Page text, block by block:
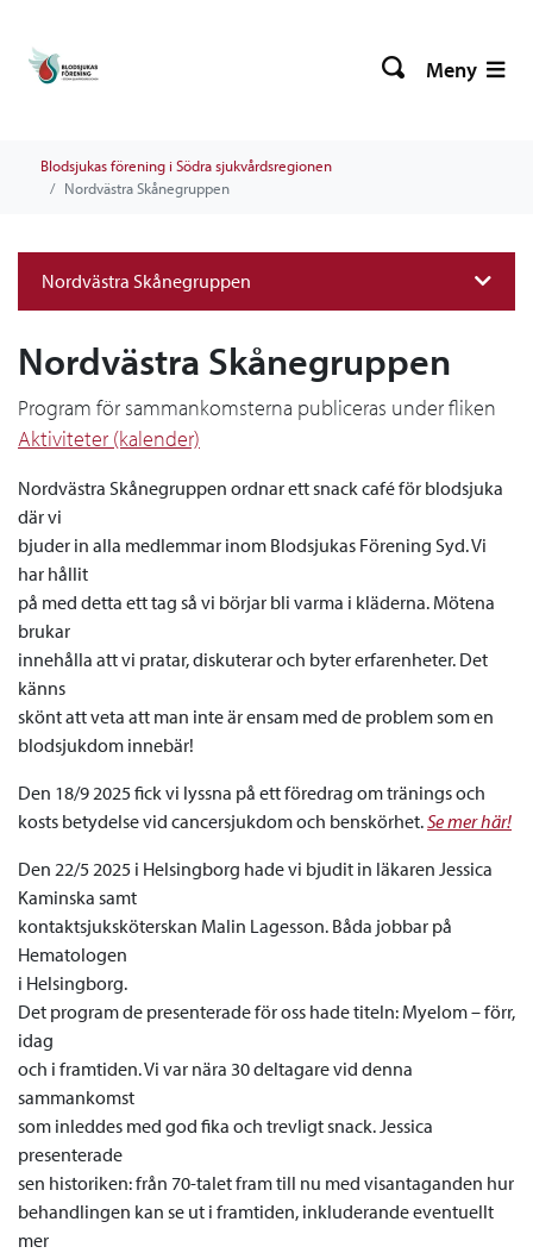
Meny
Blodsjukas förening i Södra sjukvårdsregionen
Nordvästra Skånegruppen
Nordvästra Skånegruppen
Nordvästra Skånegruppen
Program för sammankomsterna publiceras under fliken
Aktiviteter (kalender)
Nordvästra Skånegruppen ordnar ett snack café för blodsjuka
där vi
bjuder in alla medlemmar inom Blodsjukas Förening Syd. Vi
har hållit
på med detta ett tag så vi börjar bli varma i kläderna. Mötena
brukar
innehålla att vi pratar, diskuterar och byter erfarenheter. Det
känns
skönt att veta att man inte är ensam med de problem som en
blodsjukdom innebär!
Den 18/9 2025 fick vi lyssna på ett föredrag om tränings och
kosts betydelse vid cancersjukdom och benskörhet.Se mer här!
Den 22/5 2025 i Helsingborg hade vi bjudit in läkaren Jessica
Kaminska samt
kontaktsjuksköterskan Malin Lagesson. Båda jobbar på
Hematologen
i Helsingborg.
Det program de presenterade för oss hade titeln: Myelom – förr,
idag
och i framtiden. Vi var nära 30 deltagare vid denna
sammankomst
som inleddes med god fika och trevligt snack. Jessica
presenterade
sen historiken: från 70-talet fram till nu med visantaganden hur
behandlingen kan se ut i framtiden, inkluderande eventuellt
mer